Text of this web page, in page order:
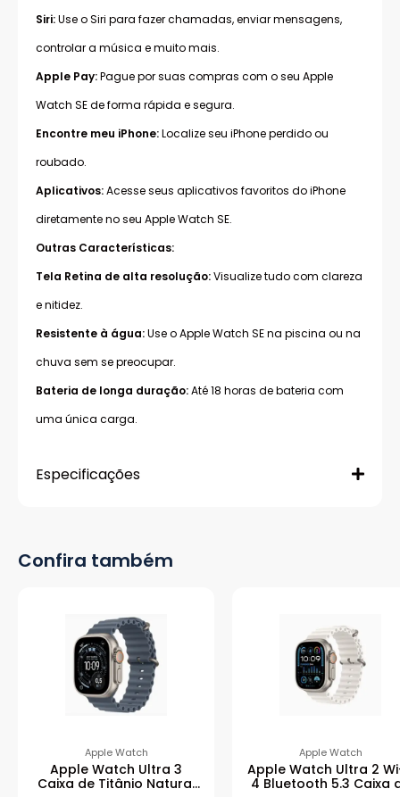
Siri:Use o Siri para fazer chamadas, enviar mensagens,
controlar a música e muito mais.
Apple Pay:Pague por suas compras com o seu Apple
Watch SE de forma rápida e segura.
Encontre meu iPhone:Localize seu iPhone perdido ou
roubado.
Aplicativos:Acesse seus aplicativos favoritos do iPhone
diretamente no seu Apple Watch SE.
Outras Características:
Tela Retina de alta resolução:Visualize tudo com clareza
e nitidez.
Resistente à água:Use o Apple Watch SE na piscina ou na
chuva sem se preocupar.
Bateria de longa duração:Até 18 horas de bateria com
uma única carga.
Especificações
Confira também
Apple Watch
Apple Watch Ultra 3
Caixa de Titânio Natural
Apple Watch
Apple Watch Ultra 2
4 Bluetooth 5.3 Caixa